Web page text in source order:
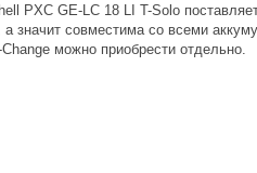
PXC GE-LC 18 LI T-Solo
а значит совместима со всеми
можно приобрести отдельно.